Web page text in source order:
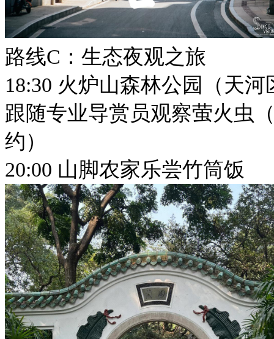
路线C：生态夜观之旅
18:30 火炉山森林公园（天河
跟随专业导赏员观察萤火虫
约）
20:00 山脚农家乐尝竹筒饭